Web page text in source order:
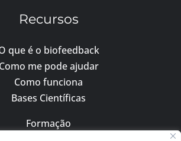
Recursos
que é o biofeedback
Como me pode ajudar
Como funciona
Bases Científicas
Formação